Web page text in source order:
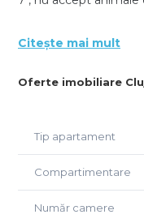
Oferte imobiliare
Citește mai mult
Tip apartament
Compartimentare
Număr camere